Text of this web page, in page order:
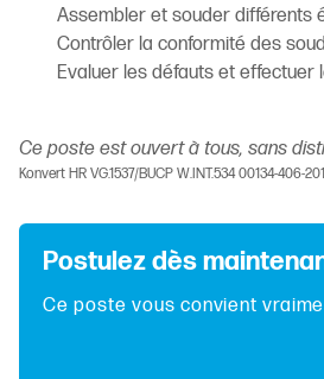
Assembler et souder différents
Contrôler la conformité des
Evaluer les défauts et effectuer
Ce poste est ouvert à tous, sans
Konvert HR VG.1537/BUCP W.INT.534 00134-406-
Postulez dès
Ce poste vous convient